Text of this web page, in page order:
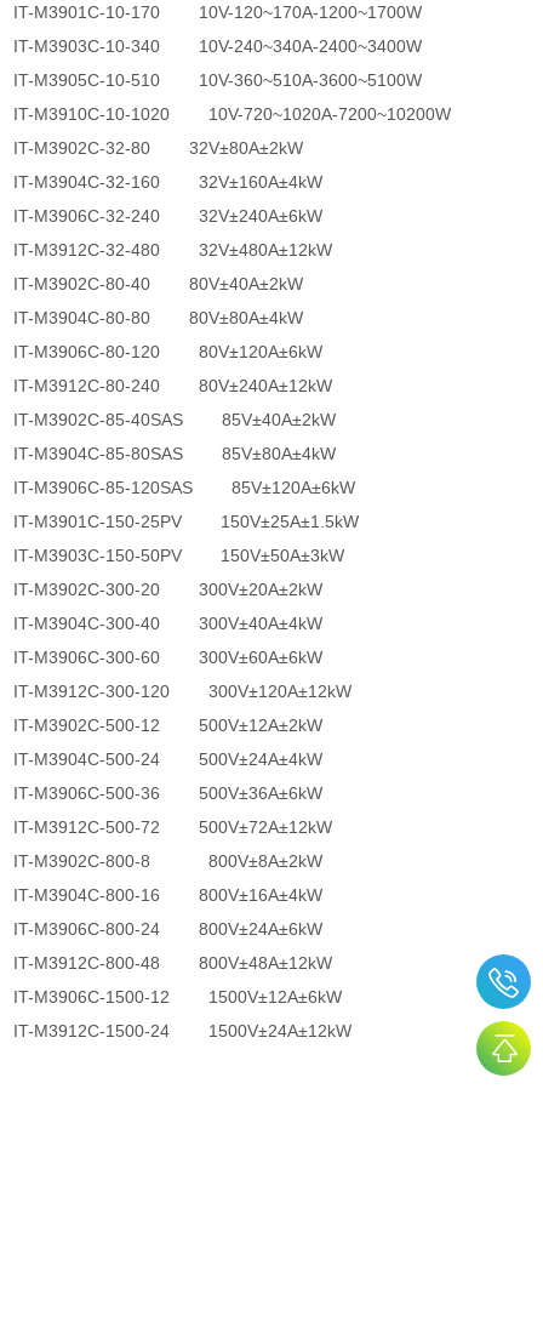
IT-M3901C-10-170 10V-120~170A-1200~1700W
IT-M3903C-10-340 10V-240~340A-2400~3400W
IT-M3905C-10-510 10V-360~510A-3600~5100W
IT-M3910C-10-1020 10V-720~1020A-7200~10200W
IT-M3902C-32-80 32V±80A±2kW
IT-M3904C-32-160 32V±160A±4kW
IT-M3906C-32-240 32V±240A±6kW
IT-M3912C-32-480 32V±480A±12kW
IT-M3902C-80-40 80V±40A±2kW
IT-M3904C-80-80 80V±80A±4kW
IT-M3906C-80-120 80V±120A±6kW
IT-M3912C-80-240 80V±240A±12kW
IT-M3902C-85-40SAS 85V±40A±2kW
IT-M3904C-85-80SAS 85V±80A±4kW
IT-M3906C-85-120SAS 85V±120A±6kW
IT-M3901C-150-25PV 150V±25A±1.5kW
IT-M3903C-150-50PV 150V±50A±3kW
IT-M3902C-300-20 300V±20A±2kW
IT-M3904C-300-40 300V±40A±4kW
IT-M3906C-300-60 300V±60A±6kW
IT-M3912C-300-120 300V±120A±12kW
IT-M3902C-500-12 500V±12A±2kW
IT-M3904C-500-24 500V±24A±4kW
IT-M3906C-500-36 500V±36A±6kW
IT-M3912C-500-72 500V±72A±12kW
IT-M3902C-800-8 800V±8A±2kW
IT-M3904C-800-16 800V±16A±4kW
IT-M3906C-800-24 800V±24A±6kW
IT-M3912C-800-48 800V±48A±12kW
IT-M3906C-1500-12 1500V±12A±6kW
IT-M3912C-1500-24 1500V±24A±12kW